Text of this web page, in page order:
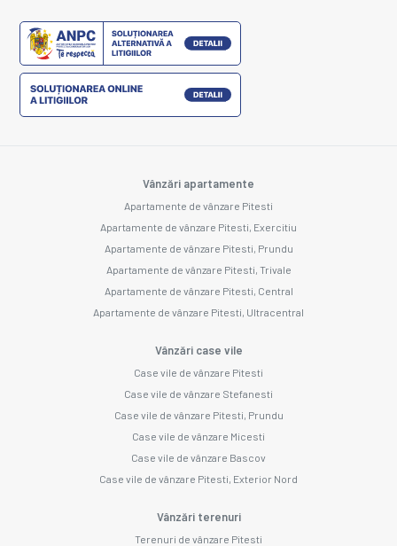
Vânzări apartamente
Apartamente de vânzare Pitesti
Apartamente de vânzare Pitesti, Exercitiu
Apartamente de vânzare Pitesti, Prundu
Apartamente de vânzare Pitesti, Trivale
Apartamente de vânzare Pitesti, Central
Apartamente de vânzare Pitesti, Ultracentral
Vânzări case vile
Case vile de vânzare Pitesti
Case vile de vânzare Stefanesti
Case vile de vânzare Pitesti, Prundu
Case vile de vânzare Micesti
Case vile de vânzare Bascov
Case vile de vânzare Pitesti, Exterior Nord
Vânzări terenuri
Terenuri de vânzare Pitesti